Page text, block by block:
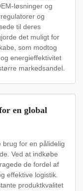
løsninger og
og
til deres
det muligt for
som modtog
energieffektivitet
markedsandel.
en global
brug for en pålidelig
Ved at indkøbe
de fordel af
effektive logistik.
produktkvalitet